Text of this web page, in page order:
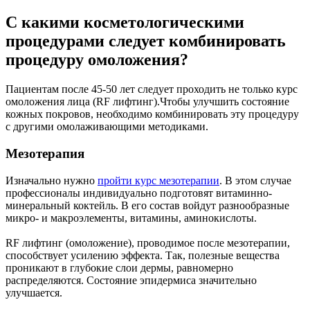
С какими косметологическими
процедурами следует комбинировать
процедуру омоложения?
Пациентам после 45-50 лет следует проходить не только курс
омоложения лица (RF лифтинг).Чтобы улучшить состояние
кожных покровов, необходимо комбинировать эту процедуру
с другими омолаживающими методиками.
Мезотерапия
Изначально нужно пройти курс мезотерапии. В этом случае
профессионалы индивидуально подготовят витаминно-
минеральный коктейль. В его состав войдут разнообразные
микро- и макроэлементы, витамины, аминокислоты.
RF лифтинг (омоложение), проводимое после мезотерапии,
способствует усилению эффекта. Так, полезные вещества
проникают в глубокие слои дермы, равномерно
распределяются. Состояние эпидермиса значительно
улучшается.